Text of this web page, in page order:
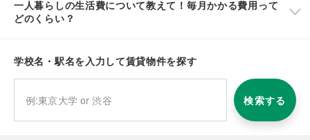
一人暮らしの生活費について教えて！毎月かかる費用って
どのくらい？
学校名・駅名を入力して賃貸物件を探す
検索する